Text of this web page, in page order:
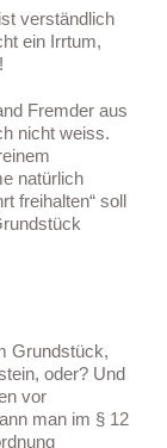
verständlich
ein Irrtum,
Fremder aus
nicht weiss.
natürlich
freihalten“ soll
Grundstück,
oder? Und
vor
man im § 12